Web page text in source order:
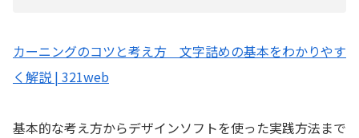
カーニングのコツと考え方 文字詰めの基本をわかりやす
く解説 | 321web
基本的な考え方からデザインソフトを使った実践方法まで